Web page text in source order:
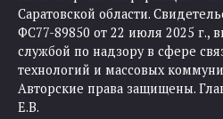
Саратовской области.
ФС77-89850 от 22 июля 2025 г.,
службой по надзору в сфере
технологий и массовых
Авторские права защищены.
Е.В.